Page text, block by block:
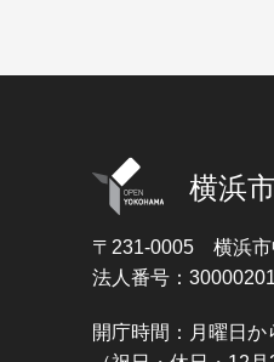
横浜
〒231-0005 横浜
法人番号：
開庁時間：月曜日